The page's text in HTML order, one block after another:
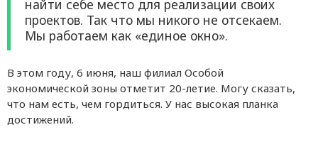
найти себе место для реализации своих
проектов. Так что мы никого не отсекаем.
Мы работаем как «единое окно».
В этом году, 6 июня, наш филиал Особой
экономической зоны отметит 20-летие. Могу сказать,
что нам есть, чем гордиться. У нас высокая планка
достижений.